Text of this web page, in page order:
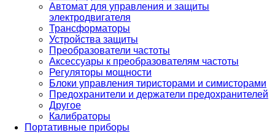
Автомат для управления и защиты
электродвигателя
Трансформаторы
Устройства защиты
Преобразователи частоты
Аксессуары к преобразователям частоты
Регуляторы мощности
Блоки управления тиристорами и симисторами
Предохранители и держатели предохранителей
Другое
Калибраторы
Портативные приборы